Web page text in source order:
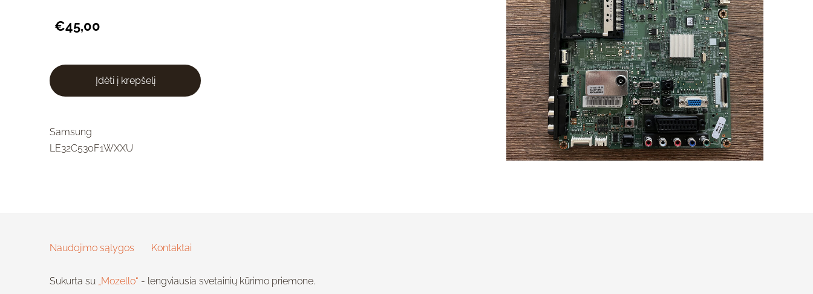
€45,00
Įdėti į krepšelį
Samsung
LE32C530F1WXXU
Naudojimo sąlygos Kontaktai
Sukurta su „Mozello“ - lengviausia svetainių kūrimo priemone.